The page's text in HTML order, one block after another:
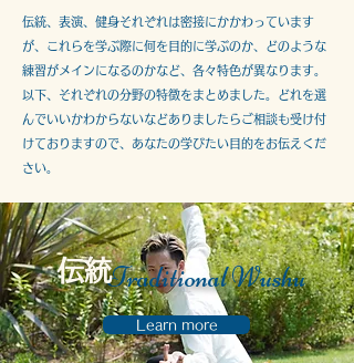
伝統、表演、健身それぞれは密接にかかわっています
が、これらを学ぶ際に何を目的に学ぶのか、どのような
練習がメインになるのかなど、各々特色が異なります。
以下、それぞれの分野の特徴をまとめました。どれを選
んでいいかわからないなどありましたらご相談も受け付
けておりますので、あなたの学びたい目的をお伝えくだ
さい。
Traditional Wushu
​伝統
Learn more